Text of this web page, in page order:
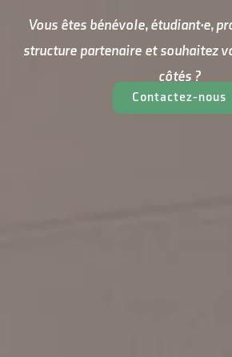
Vous êtes bénévole, étudiant·e,
structure partenaire et souhaitez
côtés ?
Contactez-nous